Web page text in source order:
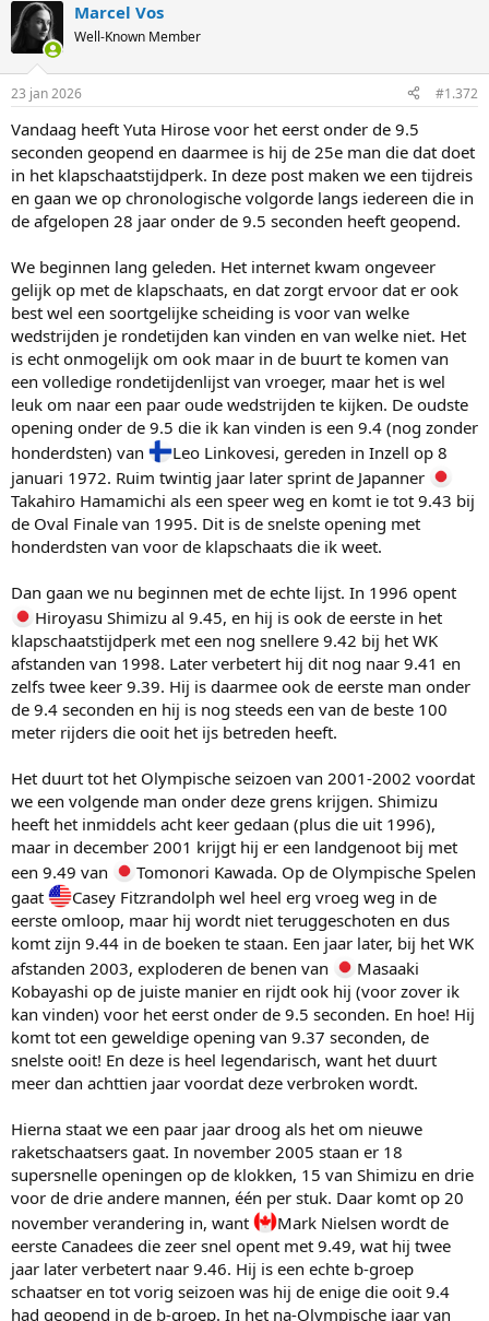
c
t
s
Marcel Vos
Well-Known Member
23 jan 2026 #1.372
Vandaag heeft Yuta Hirose voor het eerst onder de 9.5
seconden geopend en daarmee is hij de 25e man die dat doet
in het klapschaatstijdperk. In deze post maken we een tijdreis
en gaan we op chronologische volgorde langs iedereen die in
de afgelopen 28 jaar onder de 9.5 seconden heeft geopend.
We beginnen lang geleden. Het internet kwam ongeveer
gelijk op met de klapschaats, en dat zorgt ervoor dat er ook
best wel een soortgelijke scheiding is voor van welke
wedstrijden je rondetijden kan vinden en van welke niet. Het
is echt onmogelijk om ook maar in de buurt te komen van
een volledige rondetijdenlijst van vroeger, maar het is wel
leuk om naar een paar oude wedstrijden te kijken. De oudste
opening onder de 9.5 die ik kan vinden is een 9.4 (nog zonder
honderdsten) van
Leo Linkovesi, gereden in Inzell op 8
januari 1972. Ruim twintig jaar later sprint de Japanner
Takahiro Hamamichi als een speer weg en komt ie tot 9.43 bij
de Oval Finale van 1995. Dit is de snelste opening met
honderdsten van voor de klapschaats die ik weet.
Dan gaan we nu beginnen met de echte lijst. In 1996 opent
Hiroyasu Shimizu al 9.45, en hij is ook de eerste in het
klapschaatstijdperk met een nog snellere 9.42 bij het WK
afstanden van 1998. Later verbetert hij dit nog naar 9.41 en
zelfs twee keer 9.39. Hij is daarmee ook de eerste man onder
de 9.4 seconden en hij is nog steeds een van de beste 100
meter rijders die ooit het ijs betreden heeft.
Het duurt tot het Olympische seizoen van 2001-2002 voordat
we een volgende man onder deze grens krijgen. Shimizu
heeft het inmiddels acht keer gedaan (plus die uit 1996),
maar in december 2001 krijgt hij er een landgenoot bij met
een 9.49 van
Tomonori Kawada. Op de Olympische Spelen
gaat
Casey Fitzrandolph wel heel erg vroeg weg in de
eerste omloop, maar hij wordt niet teruggeschoten en dus
komt zijn 9.44 in de boeken te staan. Een jaar later, bij het WK
afstanden 2003, exploderen de benen van
Masaaki
Kobayashi op de juiste manier en rijdt ook hij (voor zover ik
kan vinden) voor het eerst onder de 9.5 seconden. En hoe! Hij
komt tot een geweldige opening van 9.37 seconden, de
snelste ooit! En deze is heel legendarisch, want het duurt
meer dan achttien jaar voordat deze verbroken wordt.
Hierna staat we een paar jaar droog als het om nieuwe
raketschaatsers gaat. In november 2005 staan er 18
supersnelle openingen op de klokken, 15 van Shimizu en drie
voor de drie andere mannen, één per stuk. Daar komt op 20
november verandering in, want
Mark Nielsen wordt de
eerste Canadees die zeer snel opent met 9.49, wat hij twee
jaar later verbetert naar 9.46. Hij is een echte b-groep
schaatser en tot vorig seizoen was hij de enige die ooit 9.4
had geopend in de b-groep. In het na-Olympische jaar van